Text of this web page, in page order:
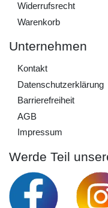
Widerrufs­recht
Warenkorb
Unternehmen
Kontakt
Daten­schutz­erklärung
Barrierefreiheit
AGB
Impressum
Werde Teil